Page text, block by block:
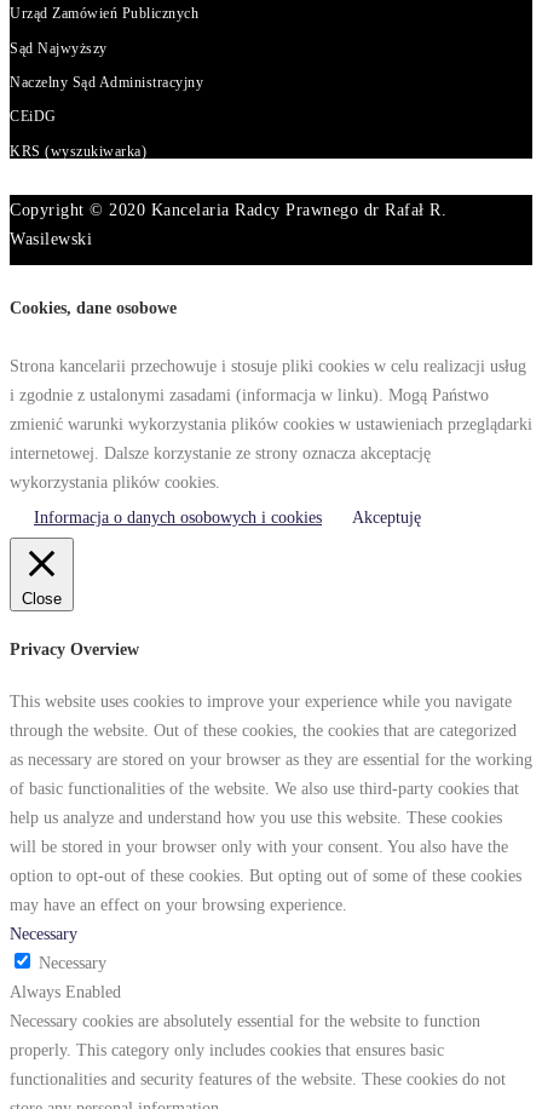
Urząd Zamówień Publicznych
Sąd Najwyższy
Naczelny Sąd Administracyjny
CEiDG
KRS (wyszukiwarka)
Copyright © 2020 Kancelaria Radcy Prawnego dr Rafał R.
Wasilewski
Cookies, dane osobowe
Strona kancelarii przechowuje i stosuje pliki cookies w celu realizacji usług
i zgodnie z ustalonymi zasadami (informacja w linku). Mogą Państwo
zmienić warunki wykorzystania plików cookies w ustawieniach przeglądarki
internetowej. Dalsze korzystanie ze strony oznacza akceptację
wykorzystania plików cookies.
Informacja o danych osobowych i cookies
Akceptuję
Close
Privacy Overview
This website uses cookies to improve your experience while you navigate
through the website. Out of these cookies, the cookies that are categorized
as necessary are stored on your browser as they are essential for the working
of basic functionalities of the website. We also use third-party cookies that
help us analyze and understand how you use this website. These cookies
will be stored in your browser only with your consent. You also have the
option to opt-out of these cookies. But opting out of some of these cookies
may have an effect on your browsing experience.
Necessary
Necessary
Always Enabled
Necessary cookies are absolutely essential for the website to function
properly. This category only includes cookies that ensures basic
functionalities and security features of the website. These cookies do not